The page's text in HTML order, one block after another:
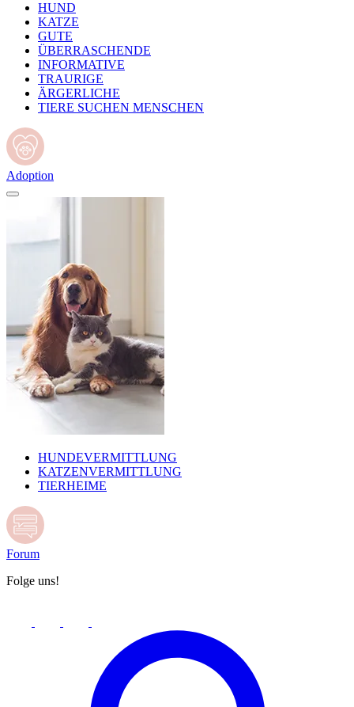
HUND
KATZE
GUTE
ÜBERRASCHENDE
INFORMATIVE
TRAURIGE
ÄRGERLICHE
TIERE SUCHEN MENSCHEN
Adoption
HUNDEVERMITTLUNG
KATZENVERMITTLUNG
TIERHEIME
Forum
Folge uns!